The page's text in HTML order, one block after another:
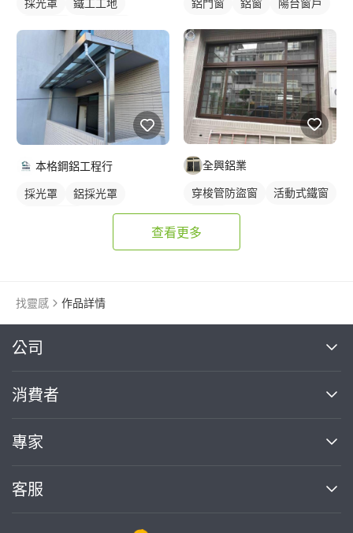
採光罩
鐵工工地
鋼骨架構
鋁採光罩
門前採光罩
本格鋼鋁工程行
採光罩
鋁採光罩
鋁門窗 鋁窗 陽台窗戶
全興鋁業
穿梭管防盜窗
活動式鐵窗
鋁門窗
查看更多
找靈感 作品詳情
公司
關於我們
部落格
加入我們
消費者
買服務
熱門服務
專家
案件中心
客服
繼續完成